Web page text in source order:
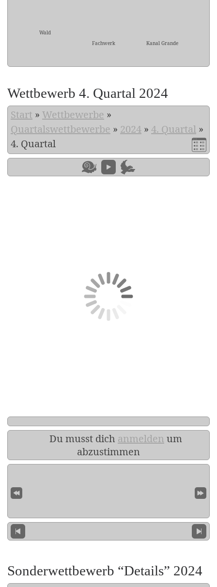
Wald
Fachwerk
Kanal Grande
Wettbewerb 4. Quartal 2024
Start » Wettbewerbe »
Quartalswettbewerbe » 2024 » 4. Quartal »
4. Quartal
Du musst dich anmelden um
abzustimmen
Sonderwettbewerb “Details” 2024